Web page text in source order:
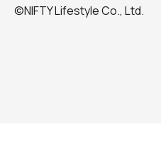
©NIFTY Lifestyle Co., Ltd.